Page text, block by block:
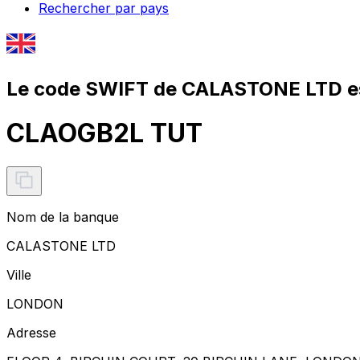
Rechercher par pays
Le code SWIFT de CALASTONE LTD
CLAOGB2L TUT
Nom de la banque
CALASTONE LTD
Ville
LONDON
Adresse